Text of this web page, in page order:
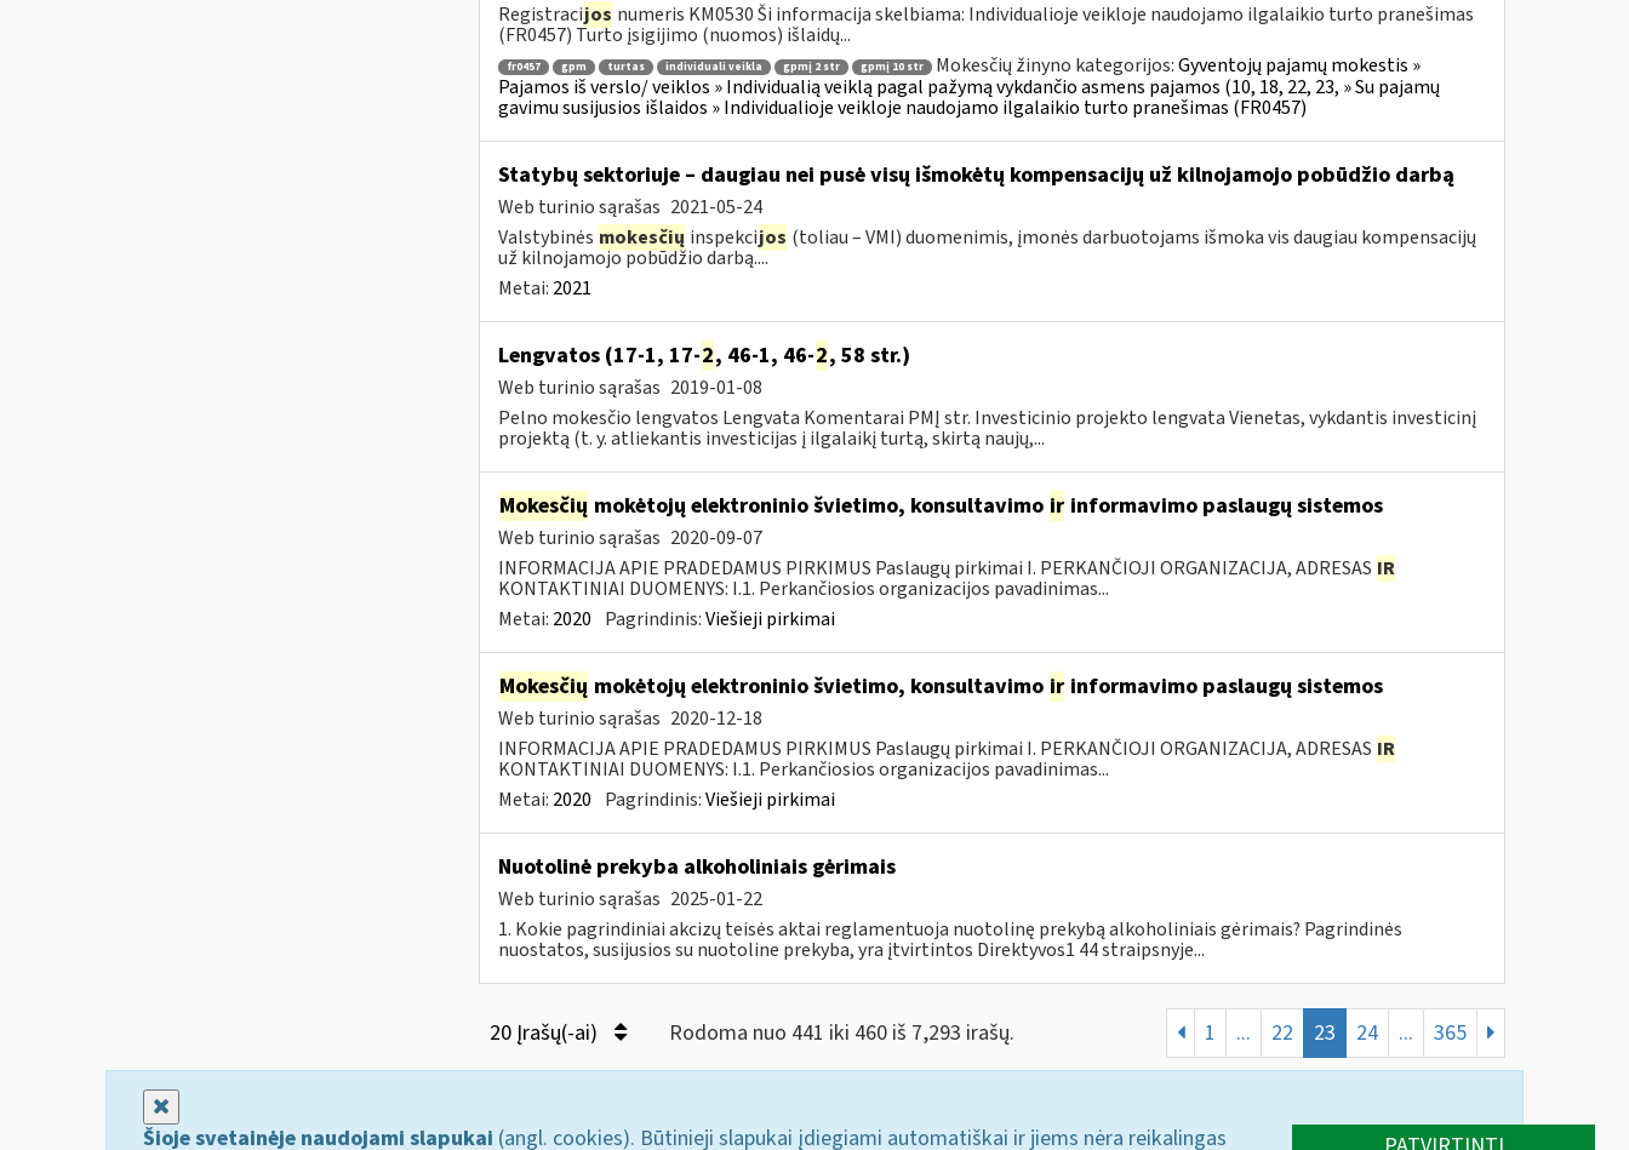
Registracijos numeris KM0530 Ši informacija skelbiama: Individualioje veikloje naudojamo ilgalaikio turto pranešimas
(FR0457) Turto įsigijimo (nuomos) išlaidų...
fr0457 gpm turtas individuali veikla gpmį 2 str gpmį 10 str Mokesčių žinyno kategorijos:Gyventojų pajamų mokestis »
Pajamos iš verslo/ veiklos » Individualią veiklą pagal pažymą vykdančio asmens pajamos (10, 18, 22, 23, » Su pajamų
gavimu susijusios išlaidos » Individualioje veikloje naudojamo ilgalaikio turto pranešimas (FR0457)
Statybų sektoriuje – daugiau nei pusė visų išmokėtų kompensacijų už kilnojamojo pobūdžio darbą
Web turinio sąrašas 2021-05-24
Valstybinės mokesčių inspekcijos (toliau – VMI) duomenimis, įmonės darbuotojams išmoka vis daugiau kompensacijų
už kilnojamojo pobūdžio darbą....
Metai: 2021
Lengvatos (17-1, 17-2, 46-1, 46-2, 58 str.)
Web turinio sąrašas 2019-01-08
Pelno mokesčio lengvatos Lengvata Komentarai PMĮ str. Investicinio projekto lengvata Vienetas, vykdantis investicinį
projektą (t. y. atliekantis investicijas į ilgalaikį turtą, skirtą naujų,...
Mokesčių mokėtojų elektroninio švietimo, konsultavimo irinformavimo paslaugų sistemos
Web turinio sąrašas 2020-09-07
INFORMACIJA APIE PRADEDAMUS PIRKIMUS Paslaugų pirkimai I. PERKANČIOJI ORGANIZACIJA, ADRESAS IR
KONTAKTINIAI DUOMENYS: I.1. Perkančiosios organizacijos pavadinimas...
Metai: 2020 Pagrindinis:Viešieji pirkimai
Mokesčių mokėtojų elektroninio švietimo, konsultavimo irinformavimo paslaugų sistemos
Web turinio sąrašas 2020-12-18
INFORMACIJA APIE PRADEDAMUS PIRKIMUS Paslaugų pirkimai I. PERKANČIOJI ORGANIZACIJA, ADRESAS IR
KONTAKTINIAI DUOMENYS: I.1. Perkančiosios organizacijos pavadinimas...
Metai: 2020 Pagrindinis:Viešieji pirkimai
Nuotolinė prekyba alkoholiniais gėrimais
Web turinio sąrašas 2025-01-22
1. Kokie pagrindiniai akcizų teisės aktai reglamentuoja nuotolinę prekybą alkoholiniais gėrimais? Pagrindinės
nuostatos, susijusios su nuotoline prekyba, yra įtvirtintos Direktyvos1 44 straipsnyje...
20 Įrašų(-ai) Rodoma nuo 441 iki 460 iš 7,293 irašų. 1 ... 22 23 24 ... 365
Šioje svetainėje naudojami slapukai (angl. cookies). Būtinieji slapukai įdiegiami automatiškai ir jiems nėra reikalingas